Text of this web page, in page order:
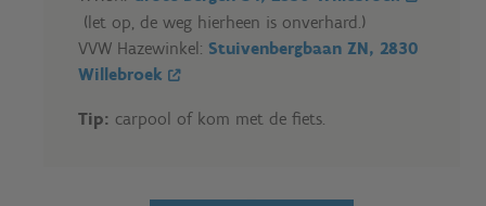
(let op, de weg hierheen is onverhard.)
VVW Hazewinkel: Stuivenbergbaan ZN, 2830
Willebroek
Tip: carpool of kom met de fiets.